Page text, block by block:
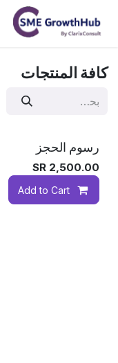
تخطي للذهاب إلى المحتوى
كافة المنتجات
جديد!
رسوم الحجز
2,500.00
Add to Cart